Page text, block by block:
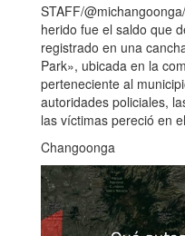
STAFF/
herido fue el saldo que
registrado en una
Park», ubicada en la
perteneciente al
autoridades policiales,
las víctimas pereció en
Changoonga